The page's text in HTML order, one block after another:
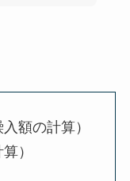
額の計算）
）